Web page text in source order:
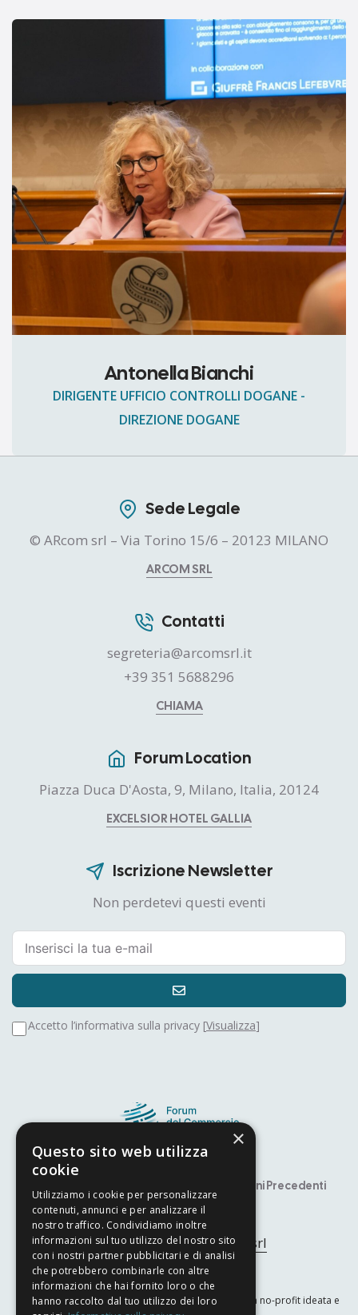
Antonella Bianchi
DIRIGENTE UFFICIO CONTROLLI DOGANE -
DIREZIONE DOGANE
Sede Legale
© ARcom srl – Via Torino 15/6 – 20123 MILANO
ARCOM SRL
Contatti
segreteria@arcomsrl.it
+39 351 5688296
CHIAMA
Forum Location
Piazza Duca D'Aosta, 9, Milano, Italia, 20124
EXCELSIOR HOTEL GALLIA
Iscrizione Newsletter
Non perdetevi questi eventi
Accetto l’informativa sulla privacy [Visualizza]
Edizioni Precedenti
Developed byNyx Solutions
© Copyright 2025Arcom srl
Privacy Policy– Cookie Policy
Il Forum del Commercio Internazionale è un’iniziativa no-profit ideata e
×
Questo sito web utilizza
cookie
Utilizziamo i cookie per personalizzare
contenuti, annunci e per analizzare il
nostro traffico. Condividiamo inoltre
informazioni sul tuo utilizzo del nostro sito
con i nostri partner pubblicitari e di analisi
che potrebbero combinarle con altre
informazioni che hai fornito loro o che
hanno raccolto dal tuo utilizzo dei loro